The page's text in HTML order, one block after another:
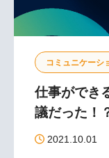
コミュニケーシ
仕事ができ
議だった！
2021.10.01